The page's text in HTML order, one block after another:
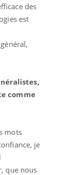
des
est
comme
mots
je
que nous